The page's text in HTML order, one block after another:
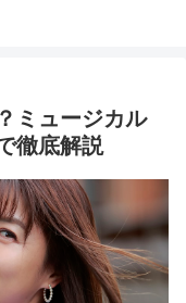
ミュージカル
徹底解説